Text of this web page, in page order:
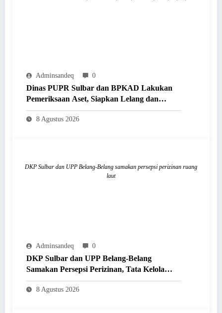
Adminsandeq 0
Dinas PUPR Sulbar dan BPKAD Lakukan
Pemeriksaan Aset, Siapkan Lelang dan
Penghapusan Barang Milik Daerah
8 Agustus 2026
DKP Sulbar dan UPP Belang-Belang samakan persepsi perizinan ruang
laut
Adminsandeq 0
DKP Sulbar dan UPP Belang-Belang
Samakan Persepsi Perizinan, Tata Kelola
Ruang Laut Tertib dan Berkelanjutan
8 Agustus 2026